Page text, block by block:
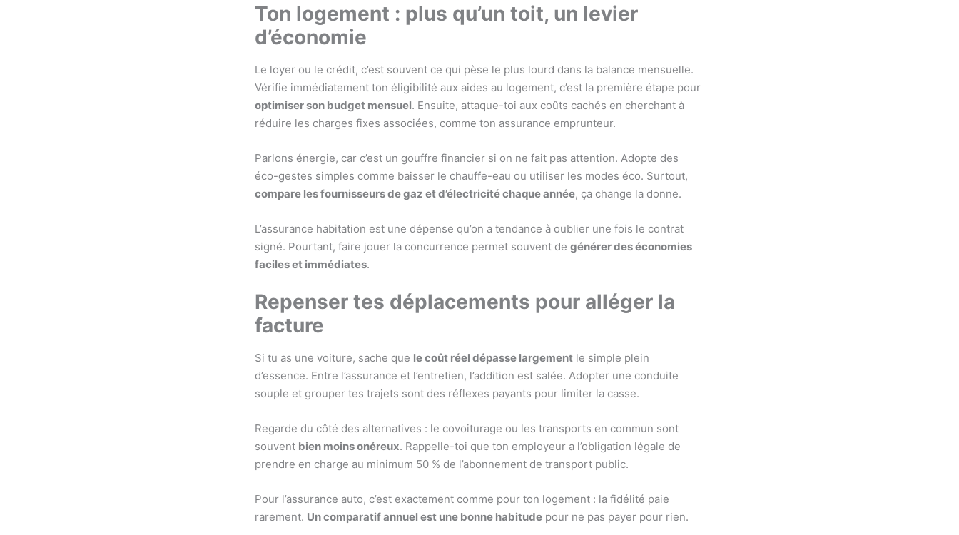
Ton logement : plus qu’un toit, un levier
d’économie
Le loyer ou le crédit, c’est souvent ce qui pèse le plus lourd dans la balance mensuelle.
Vérifie immédiatement ton éligibilité aux aides au logement, c’est la première étape pour
optimiser son budget mensuel. Ensuite, attaque-toi aux coûts cachés en cherchant à
réduire les charges fixes associées, comme ton assurance emprunteur.
Parlons énergie, car c’est un gouffre financier si on ne fait pas attention. Adopte des
éco-gestes simples comme baisser le chauffe-eau ou utiliser les modes éco. Surtout,
compare les fournisseurs de gaz et d’électricité chaque année, ça change la donne.
L’assurance habitation est une dépense qu’on a tendance à oublier une fois le contrat
signé. Pourtant, faire jouer la concurrence permet souvent de générer des économies
faciles et immédiates.
Repenser tes déplacements pour alléger la
facture
Si tu as une voiture, sache que le coût réel dépasse largement le simple plein
d’essence. Entre l’assurance et l’entretien, l’addition est salée. Adopter une conduite
souple et grouper tes trajets sont des réflexes payants pour limiter la casse.
Regarde du côté des alternatives : le covoiturage ou les transports en commun sont
souvent bien moins onéreux. Rappelle-toi que ton employeur a l’obligation légale de
prendre en charge au minimum 50 % de l’abonnement de transport public.
Pour l’assurance auto, c’est exactement comme pour ton logement : la fidélité paie
rarement. Un comparatif annuel est une bonne habitude pour ne pas payer pour rien.